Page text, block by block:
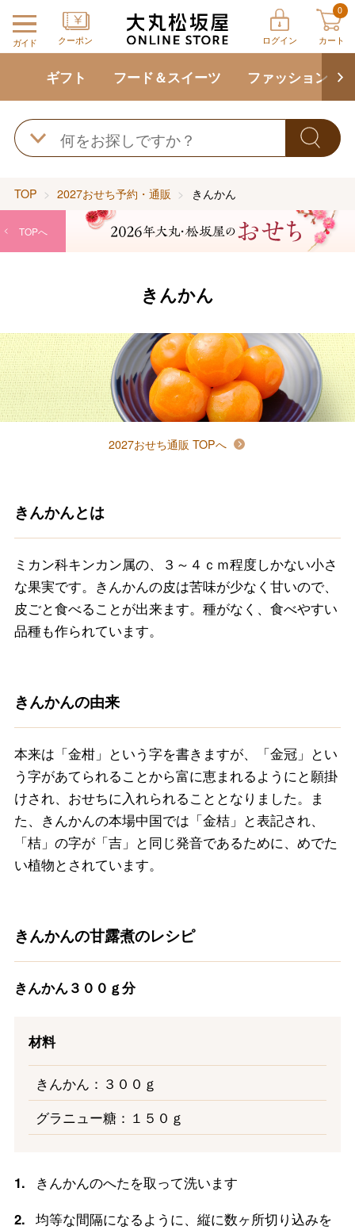
ガイド クーポン ログイン
0
カート
ギフト フード＆スイーツ ファッション
TOP 2027おせち予約・通販 きんかん
TOPへ
きんかん
2027おせち通販 TOPへ
きんかんとは
ミカン科キンカン属の、３～４ｃｍ程度しかない小さ
な果実です。きんかんの皮は苦味が少なく甘いので、
皮ごと食べることが出来ます。種がなく、食べやすい
品種も作られています。
きんかんの由来
本来は「金柑」という字を書きますが、「金冠」とい
う字があてられることから富に恵まれるようにと願掛
けされ、おせちに入れられることとなりました。ま
た、きんかんの本場中国では「金桔」と表記され、
「桔」の字が「吉」と同じ発音であるために、めでた
い植物とされています。
きんかんの甘露煮のレシピ
きんかん３００ｇ分
材料
きんかん：３００ｇ
グラニュー糖：１５０ｇ
1.
きんかんのへたを取って洗います
2. 均等な間隔になるように、縦に数ヶ所切り込みを